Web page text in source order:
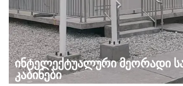
ინტელექტუალური მეორადი
კაბინები